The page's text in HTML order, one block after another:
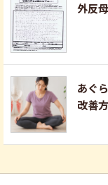
外反
あぐ
改善